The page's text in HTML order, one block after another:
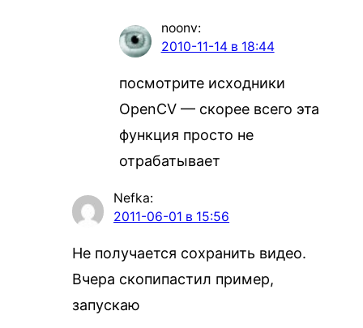
noonv:
2010-11-14 в 18:44
посмотрите исходники
OpenCV — скорее всего эта
функция просто не
отрабатывает
Nefka:
2011-06-01 в 15:56
Не получается сохранить видео.
Вчера скопипастил пример,
запускаю